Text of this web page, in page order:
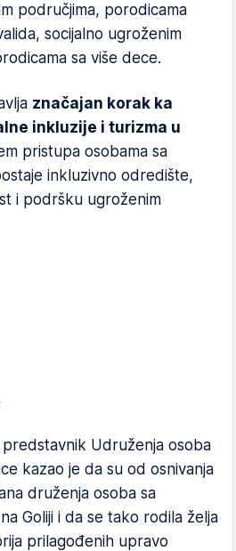
područjima, porodicama
socijalno ugroženim
sa više dece.
značajan korak ka
inkluzije i turizma u
pristupa osobama sa
inkluzivno odredište,
i podršku ugroženim
Udruženja osoba
kazao je da su od osnivanja
druženja osoba sa
Goliji i da se tako rodila želja
prilagođenih upravo